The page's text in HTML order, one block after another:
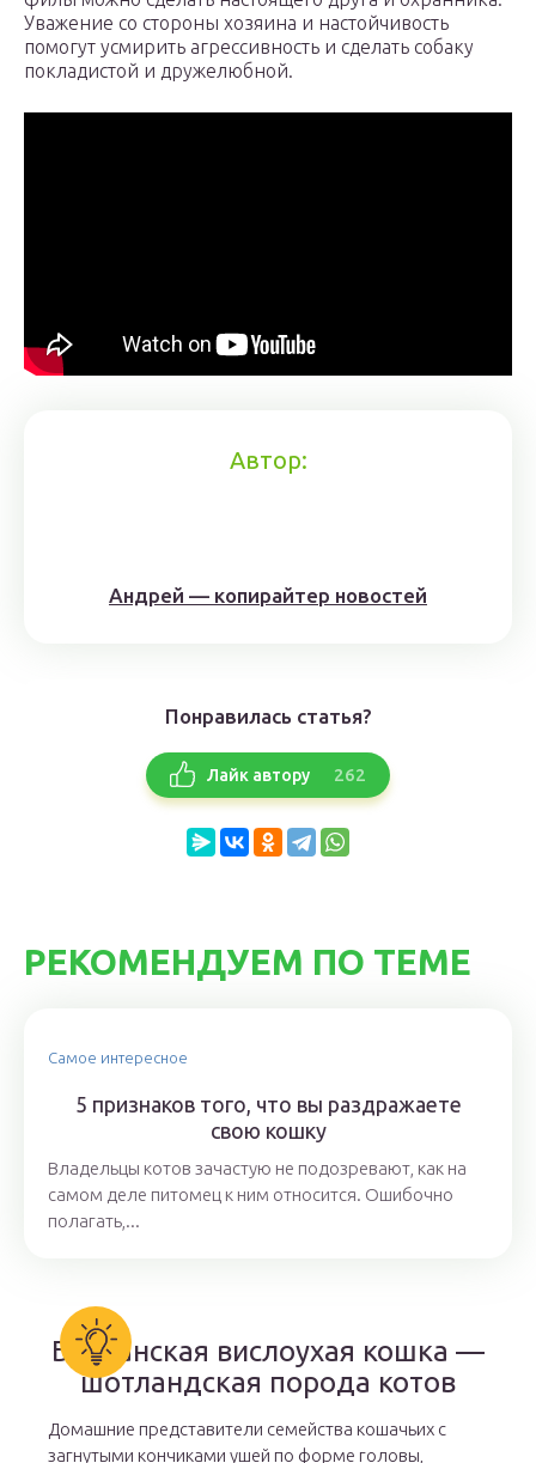
Уважение со стороны хозяина и настойчивость
помогут усмирить агрессивность и сделать собаку
покладистой и дружелюбной.
Автор:
Андрей — копирайтер новостей
Понравилась статья?
Лайк автору 262
РЕКОМЕНДУЕМ ПО ТЕМЕ
Самое интересное
5 признаков того, что вы раздражаете
свою кошку
Владельцы котов зачастую не подозревают, как на
самом деле питомец к ним относится. Ошибочно
полагать,...
Британская вислоухая кошка —
шотландская порода котов
Домашние представители семейства кошачьих с
загнутыми кончиками ушей по форме головы,